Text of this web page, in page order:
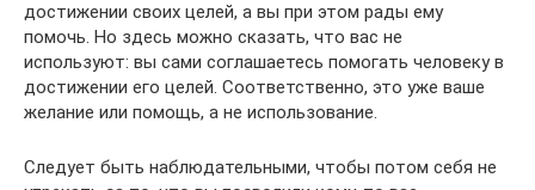
достижении своих целей, а вы при этом рады ему
помочь. Но здесь можно сказать, что вас не
используют: вы сами соглашаетесь помогать человеку в
достижении его целей. Соответственно, это уже ваше
желание или помощь, а не использование.
Следует быть наблюдательными, чтобы потом себя не